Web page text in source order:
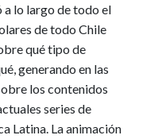
a lo largo de todo el
de todo Chile
qué tipo de
generando en las
los contenidos
series de
Latina. La animación